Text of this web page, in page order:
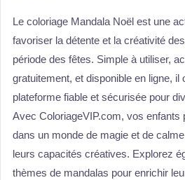
Le coloriage Mandala Noël est une
favoriser la détente et la créativité
période des fêtes. Simple à utiliser,
gratuitement, et disponible en ligne, il
plateforme fiable et sécurisée pour
Avec ColoriageVIP.com, vos enfants
dans un monde de magie et de
leurs capacités créatives. Explorez
thèmes de mandalas pour enrichir